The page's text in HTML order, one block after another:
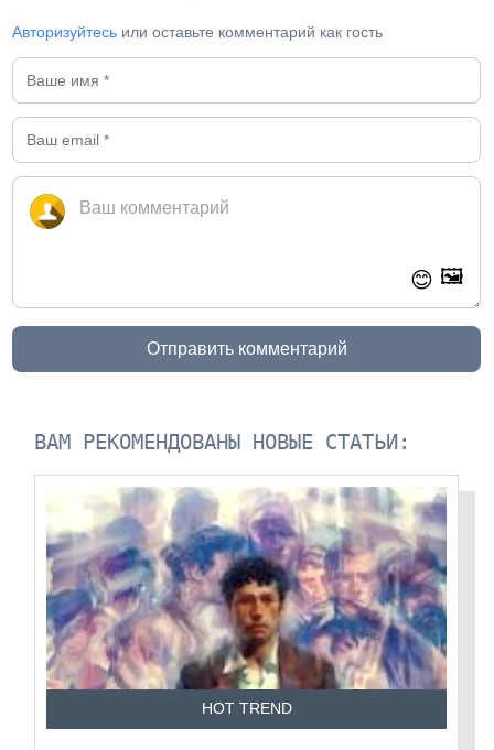
Авторизуйтесь или оставьте комментарий как гость
😊 🖼️
Отправить комментарий
ВАМ РЕКОМЕНДОВАНЫ НОВЫЕ СТАТЬИ:
HOT TREND